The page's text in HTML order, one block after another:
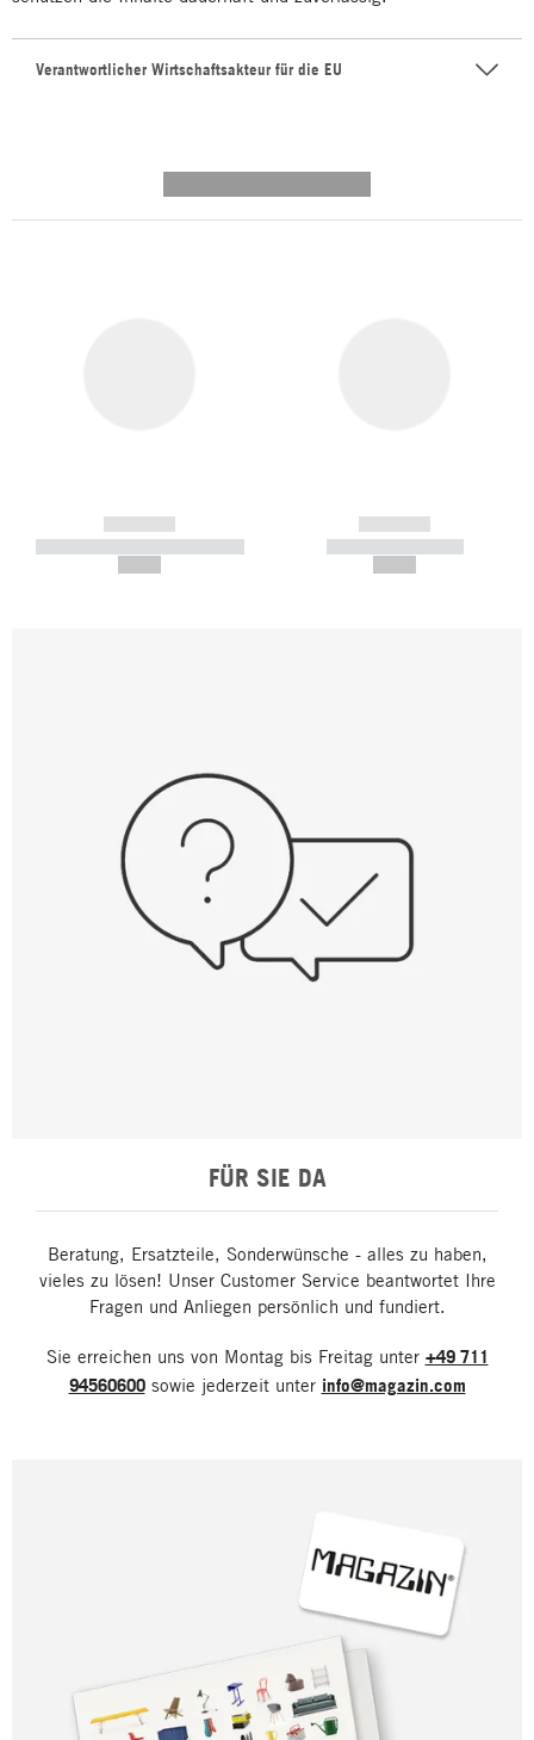
Verantwortlicher Wirtschaftsakteur für die EU
------------
----------- ----------- -----------
------------
----------- -----------
FÜR SIE DA
Beratung, Ersatzteile, Sonderwünsche - alles zu haben,
vieles zu lösen! Unser Customer Service beantwortet Ihre
Fragen und Anliegen persönlich und fundiert.
Sie erreichen uns von Montag bis Freitag unter +49 711
94560600sowie jederzeit unter info@magazin.com